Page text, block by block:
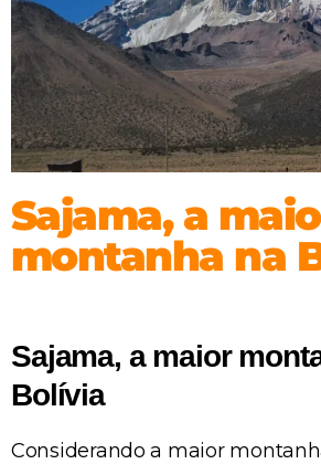
Sajama, a
montanha na
Sajama, a maior
Bolívia
Considerando a maior